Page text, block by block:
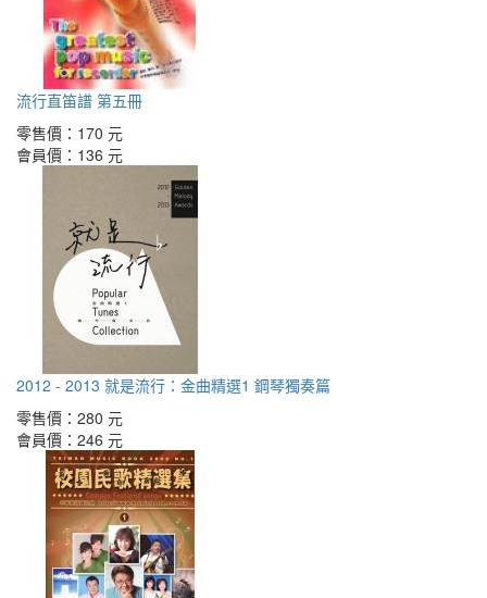
流行直笛譜 第五冊
零售價： 170 元
會員價： 136 元
2012 - 2013 就是流行：金曲精選1 鋼琴獨奏篇
零售價： 280 元
會員價： 246 元